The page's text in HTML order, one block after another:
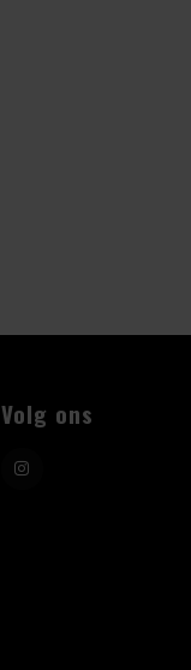
Volg ons